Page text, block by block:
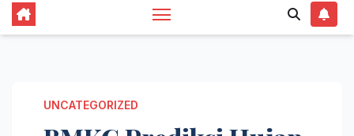
UNCATEGORIZED